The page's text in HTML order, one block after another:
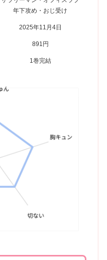
年下攻め・おじ受け
2025年11月4日
891円
1巻完結